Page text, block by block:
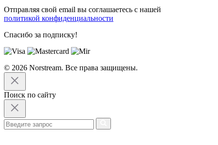
Отправляя свой email вы соглашаетесь с нашей
политикой конфиденциальности
Спасибо за подписку!
© 2026 Norstream. Все права защищены.
Поиск по сайту